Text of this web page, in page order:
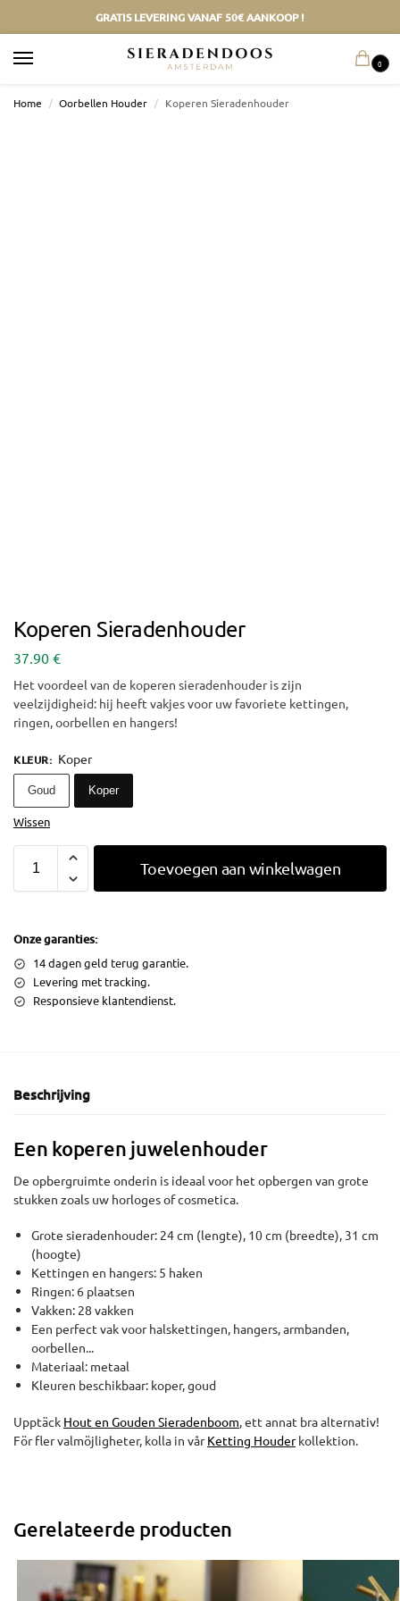
GRATIS LEVERING VANAF 50€ AANKOOP !
0
Home / Oorbellen Houder / Koperen Sieradenhouder
Koperen Sieradenhouder
37.90 €
Het voordeel van de koperen sieradenhouder is zijn
veelzijdigheid: hij heeft vakjes voor uw favoriete kettingen,
ringen, oorbellen en hangers!
KLEUR: Koper
Goud Koper
Wissen
Toevoegen aan winkelwagen
Onze garanties:
14 dagen geld terug garantie.
Levering met tracking.
Responsieve klantendienst.
Beschrijving
Een koperen juwelenhouder
De opbergruimte onderin is ideaal voor het opbergen van grote
stukken zoals uw horloges of cosmetica.
Grote sieradenhouder: 24 cm (lengte), 10 cm (breedte), 31 cm
(hoogte)
Kettingen en hangers: 5 haken
Ringen: 6 plaatsen
Vakken: 28 vakken
Een perfect vak voor halskettingen, hangers, armbanden,
oorbellen...
Materiaal: metaal
Kleuren beschikbaar: koper, goud
Upptäck Hout en Gouden Sieradenboom, ett annat bra alternativ!
För fler valmöjligheter, kolla in vårKetting Houderkollektion.
Gerelateerde producten